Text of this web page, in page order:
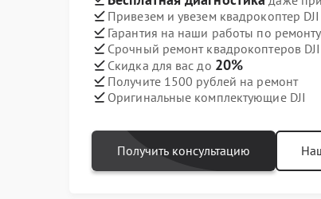
Привезем и увезем квадрокоптер
Гарантия на наши работы по
Срочный ремонт квадрокоптеров
Скидка для вас до 20%
Получите 1500 рублей на ремонт
Оригинальные комплектующие DJI
Получить консультацию